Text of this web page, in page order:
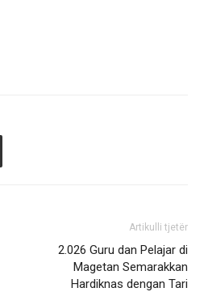
Artikulli tjetër
2.026 Guru dan Pelajar di
Magetan Semarakkan
Hardiknas dengan Tari